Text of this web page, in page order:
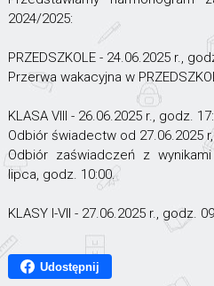
2024/2025:
PRZEDSZKOLE - 24.06.2025 r.,
Przerwa wakacyjna w
KLASA VIII - 26.06.2025 r., godz.
Odbiór świadectw od 27.06.2025
Odbiór zaświadczeń z
lipca, godz. 10:00.
KLASY I-VII - 27.06.2025 r., godz.
Udostępnij